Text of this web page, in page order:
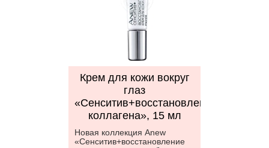
Крем для кожи вокруг
глаз
«Сенситив+восстановление
коллагена», 15 мл
Новая коллекция Anew
«Сенситив+восстановление